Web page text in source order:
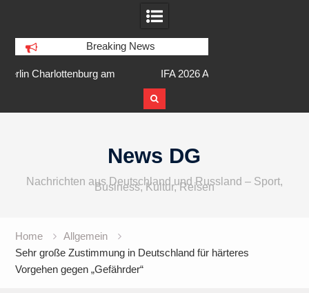
Breaking News
IFA 2026 Audio wird größer,
internationaler und vielfältiger
News DG
Nachrichten aus Deutschland und Russland – Sport,
Business, Kultur, Reisen
Home
Allgemein
Sehr große Zustimmung in Deutschland für härteres
Vorgehen gegen „Gefährder“